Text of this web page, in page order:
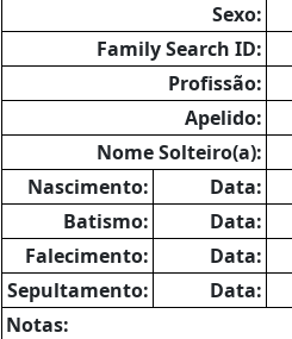
Sexo:
Family Search ID:
Profissão:
Apelido:
Nome Solteiro(a):
Nascimento:
Data:
Batismo:
Data:
Falecimento:
Data:
Sepultamento:
Data:
Notas: